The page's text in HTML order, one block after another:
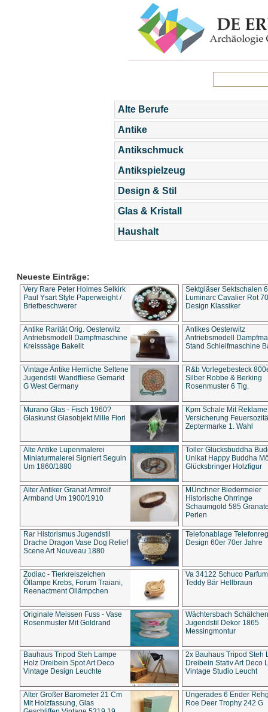
Alte Berufe
Antike
Antikschmuck
Antikspielzeug
Design & Stil
Glas & Kristall
Haushalt
Neueste Einträge:
Very Rare Peter Holmes Selkirk
Paul Ysart Style Paperweight /
Briefbeschwerer
Sektgläser Sektschalen
Luminarc Cavalier Rot
Design Klassiker
Antike Rarität Orig. Oesterwitz
Antriebsmodell Dampfmaschine
Kreisssäge Bakelit
Antikes Oesterwitz
Antriebsmodell
Stand Schleifmaschine
Vintage Antike Herrliche Seltene
Jugendstil Wandfliese Gemarkt
G West Germany
R&b Vorlegebesteck
Silber Robbe & Berking
Rosenmuster 6 Tlg.
Murano Glas - Fisch 1960?
Glaskunst Glasobjekt Mille Fiori
Kpm Schale Mit Reklame
Versicherung
Zeptermarke 1. Wahl
Alte Antike Lupenmalerei
Miniaturmalerei Signiert Seguin
Um 1860/1880
Toller Glücksbuddha
Unikat Happy Buddha
Glücksbringer Holzfigur
Alter Antiker Granat Armreif
Armband Um 1900/1910
MÜnchner Biedermeier
Historische Ohrringe
Schaumgold 585
Perlen
Rar Historismus Jugendstil
Drache Dragon Vase Dog Relief
Scene Art Nouveau 1880
Telefonablage
Design 60er 70er Jahre
Zodiac - Tierkreiszeichen
Öllampe Krebs, Forum Traiani,
Reenactment Öllämpchen
Va 34122 Schuco
Teddy Bär Hellbraun
Originale Meissen Fuss - Vase
Rosenmuster Mit Goldrand
Wächtersbach Schälchen
Jugendstil Dekor 1865
Messingmontur
Bauhaus Tripod Steh Lampe
Holz Dreibein Spot Art Deco
Vintage Design Leuchte
2x Bauhaus Tripod Steh
Dreibein Stativ Art Deco
Vintage Studio Leucht
Alter Großer Barometer 21 Cm
Mit Holzfassung, Glas
Ungerades 6 Ender
Roe Deer Trophy 242 G